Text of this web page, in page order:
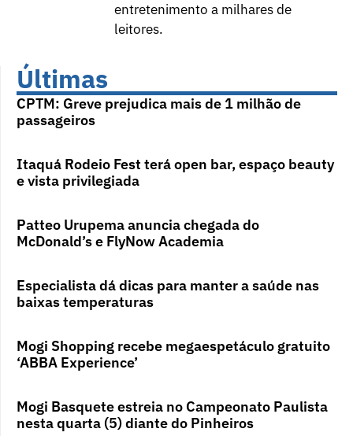
entretenimento a milhares de
leitores.
Últimas
CPTM: Greve prejudica mais de 1 milhão de
passageiros
Itaquá Rodeio Fest terá open bar, espaço beauty
e vista privilegiada
Patteo Urupema anuncia chegada do
McDonald’s e FlyNow Academia
Especialista dá dicas para manter a saúde nas
baixas temperaturas
Mogi Shopping recebe megaespetáculo gratuito
‘ABBA Experience’
Mogi Basquete estreia no Campeonato Paulista
nesta quarta (5) diante do Pinheiros